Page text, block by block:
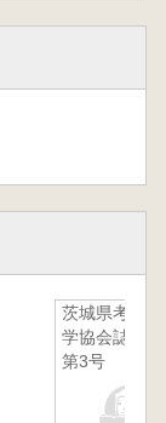
茨城県考古
学協会誌
第3号